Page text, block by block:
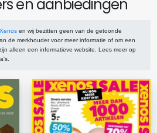
en aanbiedingen
Xenos en wij bezitten geen van de getoonde
de merkhouder voor meer informatie of om een
alleen een informatieve website. Lees meer op